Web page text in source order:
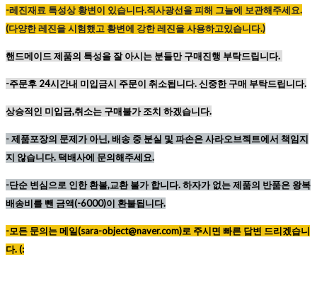
-레진재료 특성상황변이 있습니다.직사광선을피해 그늘에 보관해주세요.
(다양한레진을시험했고황변에 강한레진을사용하고있습니다.)
핸드메이드 제품의 특성을 잘 아시는 분들만 구매진행 부탁드립니다.
-주문후 24시간내 미입금시 주문이 취소됩니다. 신중한 구매 부탁드립니다.
상승적인 미입금,취소는 구매불가 조치 하겠습니다.
-제품포장의 문제가 아닌, 배송 중 분실 및 파손은 사라오브젝트에서 책임지
지 않습니다. 택배사에 문의해주세요.
-단순 변심으로 인한 환불,교환 불가 합니다. 하자가 없는 제품의 반품은 왕복
배송비를 뺀 금액(-6000)이 환불됩니다.
-모든 문의는 메일(sara-object@naver.com)로 주시면 빠른 답변 드리겠습니
다. (: